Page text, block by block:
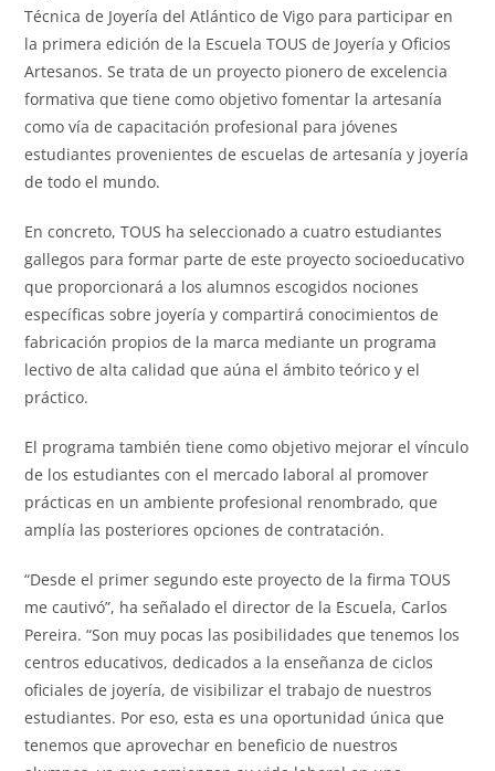
Técnica de Joyería del Atlántico de Vigo para participar en
la primera edición de la Escuela TOUS de Joyería y Oficios
Artesanos. Se trata de un proyecto pionero de excelencia
formativa que tiene como objetivo fomentar la artesanía
como vía de capacitación profesional para jóvenes
estudiantes provenientes de escuelas de artesanía y joyería
de todo el mundo.
En concreto, TOUS ha seleccionado a cuatro estudiantes
gallegos para formar parte de este proyecto socioeducativo
que proporcionará a los alumnos escogidos nociones
específicas sobre joyería y compartirá conocimientos de
fabricación propios de la marca mediante un programa
lectivo de alta calidad que aúna el ámbito teórico y el
práctico.
El programa también tiene como objetivo mejorar el vínculo
de los estudiantes con el mercado laboral al promover
prácticas en un ambiente profesional renombrado, que
amplía las posteriores opciones de contratación.
“Desde el primer segundo este proyecto de la firma TOUS
me cautivó”, ha señalado el director de la Escuela, Carlos
Pereira. “Son muy pocas las posibilidades que tenemos los
centros educativos, dedicados a la enseñanza de ciclos
oficiales de joyería, de visibilizar el trabajo de nuestros
estudiantes. Por eso, esta es una oportunidad única que
tenemos que aprovechar en beneficio de nuestros